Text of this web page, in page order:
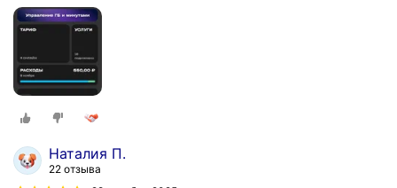
Наталия П.
22 отзыва